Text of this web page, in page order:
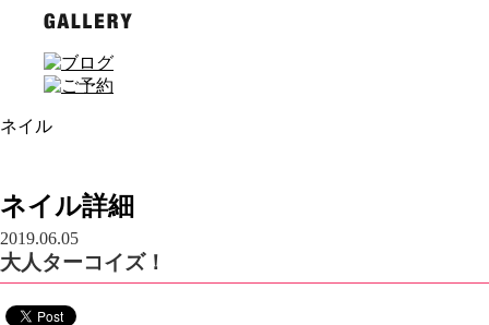
ネイル
ネイル詳細
2019.06.05
大人ターコイズ！